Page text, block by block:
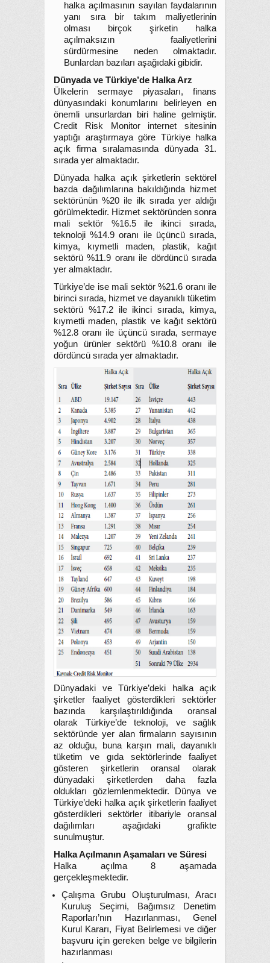
halka açılmasının sayılan faydalarının
yanı sıra bir takım maliyetlerinin
olması birçok şirketin halka
açılmaksızın faaliyetlerini
sürdürmesine neden olmaktadır.
Bunlardan bazıları aşağıdaki gibidir.
Dünyada ve Türkiye’de Halka Arz
Ülkelerin sermaye piyasaları, finans
dünyasındaki konumlarını belirleyen en
önemli unsurlardan biri haline gelmiştir.
Credit Risk Monitor internet sitesinin
yaptığı araştırmaya göre Türkiye halka
açık firma sıralamasında dünyada 31.
sırada yer almaktadır.
Dünyada halka açık şirketlerin sektörel
bazda dağılımlarına bakıldığında hizmet
sektörünün %20 ile ilk sırada yer aldığı
görülmektedir. Hizmet sektöründen sonra
mali sektör %16.5 ile ikinci sırada,
teknoloji %14.9 oranı ile üçüncü sırada,
kimya, kıymetli maden, plastik, kağıt
sektörü %11.9 oranı ile dördüncü sırada
yer almaktadır.
Türkiye’de ise mali sektör %21.6 oranı ile
birinci sırada, hizmet ve dayanıklı tüketim
sektörü %17.2 ile ikinci sırada, kimya,
kıymetli maden, plastik ve kağıt sektörü
%12.8 oranı ile üçüncü sırada, sermaye
yoğun ürünler sektörü %10.8 oranı ile
dördüncü sırada yer almaktadır.
Dünyadaki ve Türkiye’deki halka açık
şirketler faaliyet gösterdikleri sektörler
bazında karşılaştırıldığında oransal
olarak Türkiye’de teknoloji, ve sağlık
sektöründe yer alan firmaların sayısının
az olduğu, buna karşın mali, dayanıklı
tüketim ve gıda sektörlerinde faaliyet
gösteren şirketlerin oransal olarak
dünyadaki şirketlerden daha fazla
oldukları gözlemlenmektedir. Dünya ve
Türkiye’deki halka açık şirketlerin faaliyet
gösterdikleri sektörler itibariyle oransal
dağılımları aşağıdaki grafikte
sunulmuştur.
Halka Açılmanın Aşamaları ve Süresi
Halka açılma 8 aşamada
gerçekleşmektedir.
Çalışma Grubu Oluşturulması, Aracı
Kuruluş Seçimi, Bağımsız Denetim
Raporları’nın Hazırlanması, Genel
Kurul Kararı, Fiyat Belirlemesi ve diğer
başvuru için gereken belge ve bilgilerin
hazırlanması